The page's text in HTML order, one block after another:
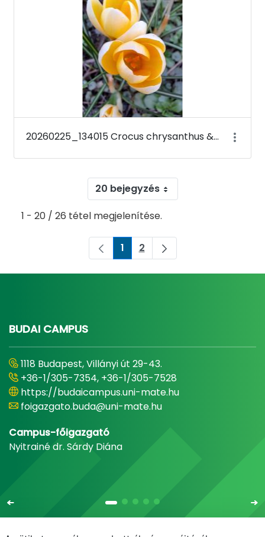
20260225_134015 Crocus chrysanthus &#39;Romance&#39;
20 bejegyzés
1 - 20 / 26 tétel megjelenítése.
Oldal
1 Oldal
2
BUDAI CAMPUS
1118 Budapest, Villányi út 29-43.
+36-1/305-7354, +36-1/305-7528
https://budaicampus.uni-mate.hu
foigazgato.buda@uni-mate.hu
Campus-főigazgató
Nyitrainé dr. Sárdy Diána